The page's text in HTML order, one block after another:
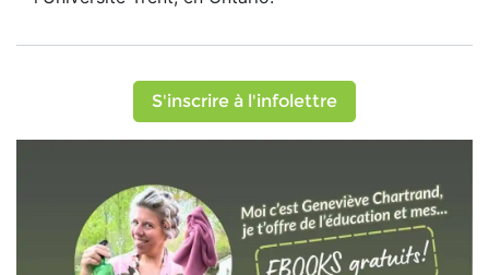
S'inscrire à l'infolettre